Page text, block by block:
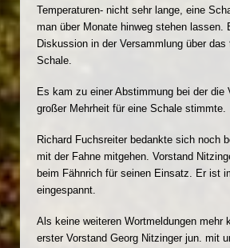
Temperaturen- nicht sehr lange, eine
man über Monate hinweg stehen lassen.
Diskussion in der Versammlung über das
Schale.
Es kam zu einer Abstimmung bei der die
großer Mehrheit für eine Schale stimmte.
Richard Fuchsreiter bedankte sich noch
mit der Fahne mitgehen. Vorstand
beim Fähnrich für seinen Einsatz. Er ist
eingespannt.
Als keine weiteren Wortmeldungen mehr
erster Vorstand Georg Nitzinger jun. mit